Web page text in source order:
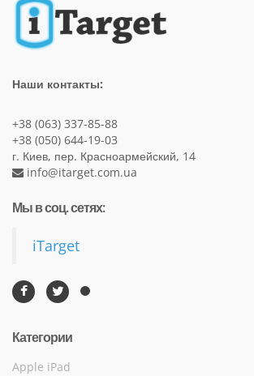
Наши контакты:
+38 (063) 337-85-88
+38 (050) 644-19-03
г. Киев, пер. Красноармейский, 14
info@itarget.com.ua
Мы в соц. сетях:
iTarget
Категории
Apple iPad